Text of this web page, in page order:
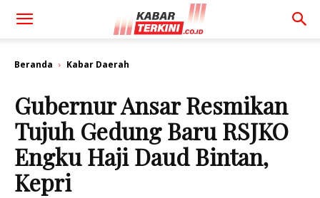
Beranda Kabar Daerah
Gubernur Ansar Resmikan
Tujuh Gedung Baru RSJKO
Engku Haji Daud Bintan,
Kepri